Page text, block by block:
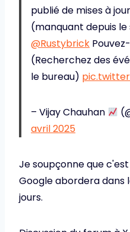
publié de mises à
(manquant depuis le
@Rustybrick
(Recherchez des
le bureau)
– Vijay Chauhan
avril 2025
Je soupçonne que
Google abordera dans
jours.